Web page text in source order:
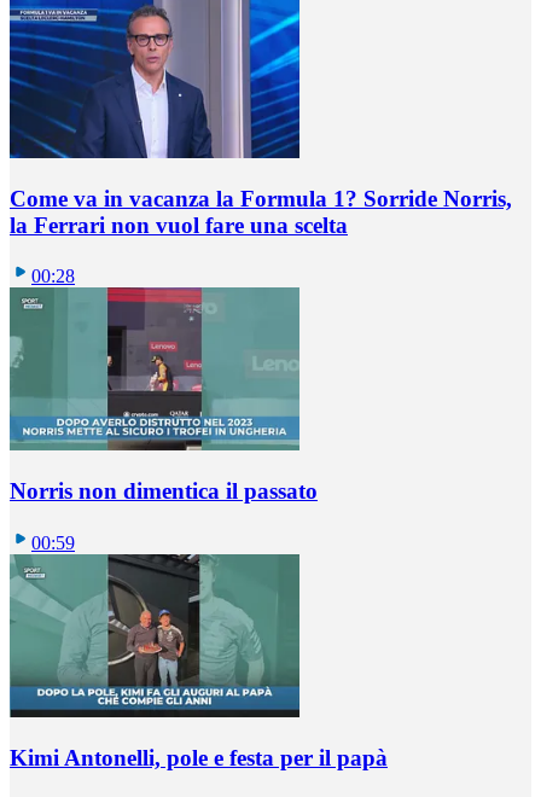
Come va in vacanza la Formula 1? Sorride Norris,
la Ferrari non vuol fare una scelta
00:28
Norris non dimentica il passato
00:59
Kimi Antonelli, pole e festa per il papà